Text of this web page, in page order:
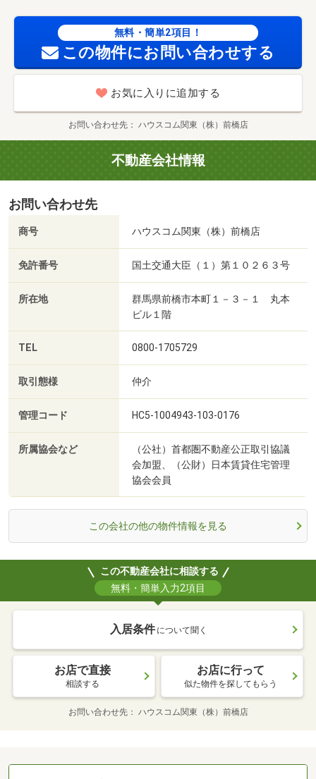
無料・簡単2項目！
この物件にお問い合わせする
お気に入りに追加する
お問い合わせ先 ハウスコム関東（株）前橋店
不動産会社情報
お問い合わせ先
商号 ハウスコム関東（株）前橋店
免許番号 国土交通大臣（１）第１０２６３号
所在地
群馬県前橋市本町１－３－１ 丸本
ビル１階
TEL 0800-1705729
取引態様 仲介
管理コード HC5-1004943-103-0176
所属協会など
（公社）首都圏不動産公正取引協議
会加盟、（公財）日本賃貸住宅管理
協会会員
この会社の他の物件情報を見る
この不動産会社に相談する
無料・簡単入力2項目
入居条件 について聞く
お店で直接
相談する
お店に行って
似た物件を探してもらう
お問い合わせ先 ハウスコム関東（株）前橋店